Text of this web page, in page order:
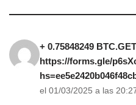
+ 0.75848249
https://forms.gle/
el 01/03/2025 a las